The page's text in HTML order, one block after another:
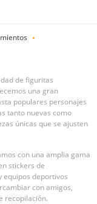
de figuritas
una gran
populares personajes
tanto nuevas como
únicas que se ajusten
con una amplia gama
stickers de
equipos deportivos
con amigos,
recopilación.